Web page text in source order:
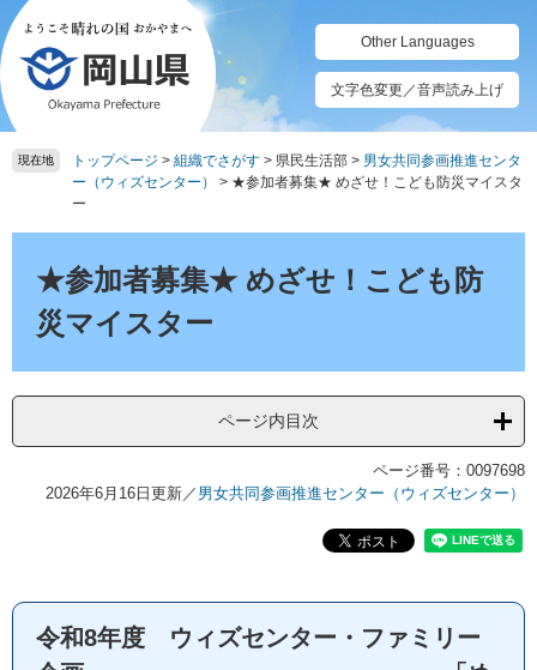
ペ
ー
ジ
の
先
頭
メ
ニ
ュ
ー
を
飛
本
Other Languages
文字色変更／音声読み上げ
現在地 トップページ > 組織でさがす > 県民生活部 > 男女共同参画推進センタ
ー（ウィズセンター）
> ★参加者募集★ めざせ！こども防災マイスタ
ー
★参加者募集★ めざせ！こども防
災マイスター
ページ内目次
ページ番号：0097698
2026年6月16日更新／ 男女共同参画推進センター（ウィズセンター）
令和8年度 ウィズセンター・ファミリー